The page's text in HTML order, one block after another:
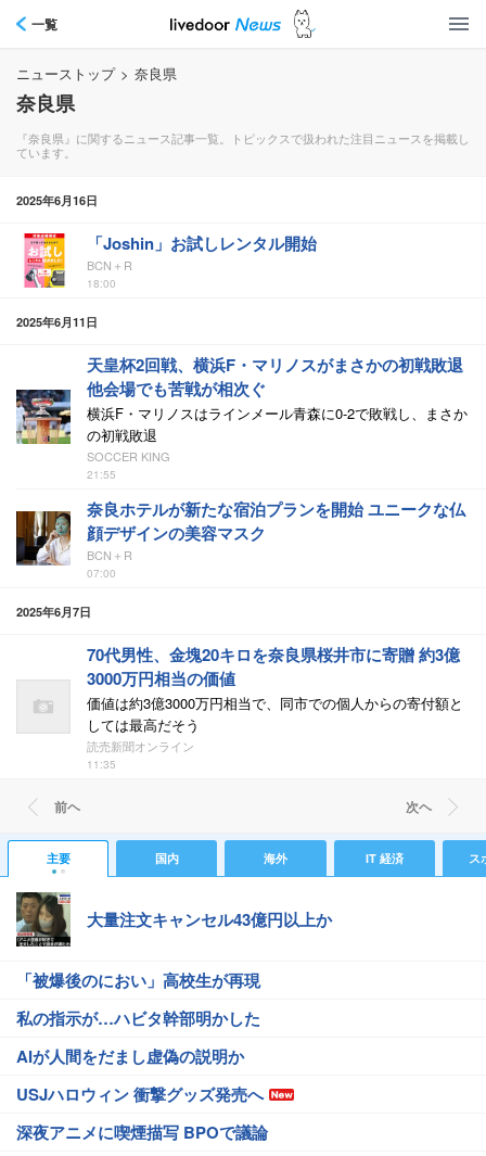
一覧
ニューストップ > 奈良県
奈良県
『奈良県』に関するニュース記事一覧。トピックスで扱われた注目ニュースを掲載し
ています。
2025年6月16日
「Joshin」お試しレンタル開始
BCN＋R
18:00
2025年6月11日
天皇杯2回戦、横浜F・マリノスがまさかの初戦敗退
他会場でも苦戦が相次ぐ
横浜F・マリノスはラインメール青森に0-2で敗戦し、まさか
の初戦敗退
SOCCER KING
21:55
奈良ホテルが新たな宿泊プランを開始 ユニークな仏
顔デザインの美容マスク
BCN＋R
07:00
2025年6月7日
70代男性、金塊20キロを奈良県桜井市に寄贈 約3億
3000万円相当の価値
価値は約3億3000万円相当で、同市での個人からの寄付額と
しては最高だそう
読売新聞オンライン
11:35
前ヘ 次ヘ
主要 国内 海外 IT 経済 ス
大量注文キャンセル43億円以上か
「被爆後のにおい」高校生が再現
私の指示が…ハビタ幹部明かした
AIが人間をだまし虚偽の説明か
USJハロウィン 衝撃グッズ発売へ
深夜アニメに喫煙描写 BPOで議論